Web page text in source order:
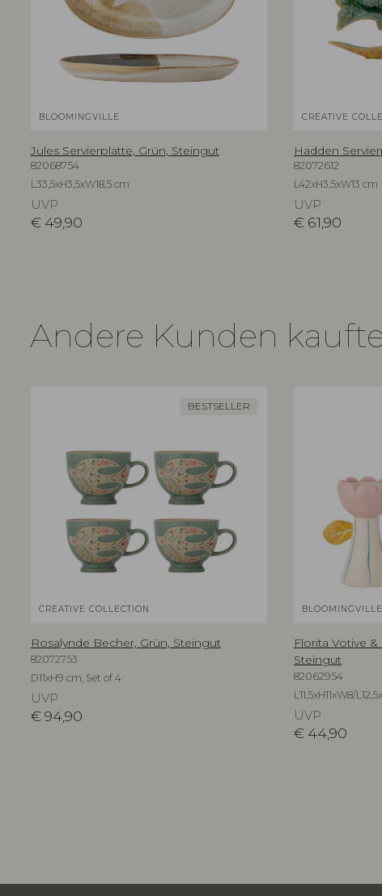
BLOOMINGVILLE
Jules Servierplatte, Grün, Steingut
82068754
L33,5xH3,5xW18,5 cm
UVP
€ 49,90
CREATIVE
Hadden
82072612
L42xH3,5xW13 cm
UVP
€ 61,90
Andere Kunden
BESTSELLER
CREATIVE COLLECTION
Rosalynde Becher, Grün, Steingut
82072753
D11xH9 cm, Set of 4
UVP
€ 94,90
BLOOMINGVILLE
Florita Votive
Steingut
82062954
L11,5xH11xW8/
UVP
€ 44,90